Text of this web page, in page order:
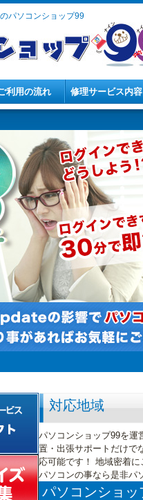
パソコンショップ99
利用の流れ 修理サービス内容
対応地域
パソコンショップ99を運
置・出張サポートだけで
応可能です！ 地域密着に
パソコンの事なら是非パ
パソコンショ